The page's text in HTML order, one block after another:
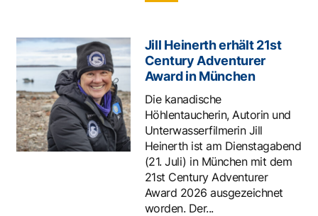
Jill Heinerth erhält 21st
Century Adventurer
Award in München
Die kanadische
Höhlentaucherin, Autorin und
Unterwasserfilmerin Jill
Heinerth ist am Dienstagabend
(21. Juli) in München mit dem
21st Century Adventurer
Award 2026 ausgezeichnet
worden. Der...